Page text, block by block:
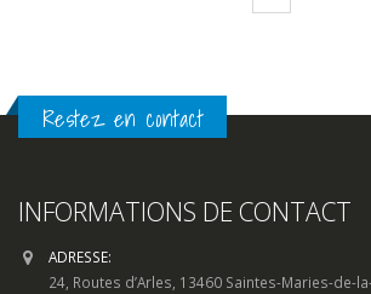
Restez en contact
INFORMATIONS DE CONTACT
ADRESSE:
24, Routes d’Arles, 13460 Saintes-Maries-de-